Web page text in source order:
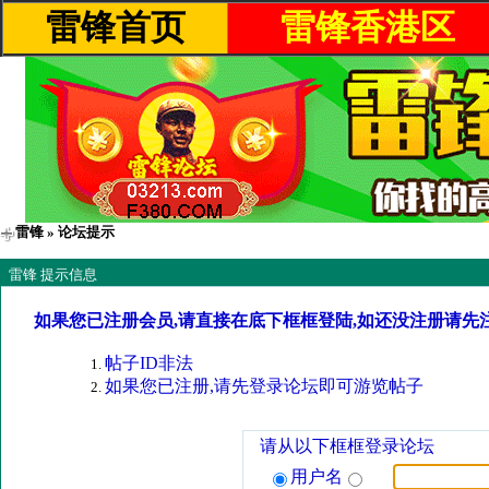
雷锋首页 雷锋香港区
雷锋 » 论坛提示
雷锋 提示信息
如果您已注册会员,请直接在底下框框登陆,如还没注册请先
帖子ID非法
如果您已注册,请先登录论坛即可游览帖子
请从以下框框登录论坛
用户名